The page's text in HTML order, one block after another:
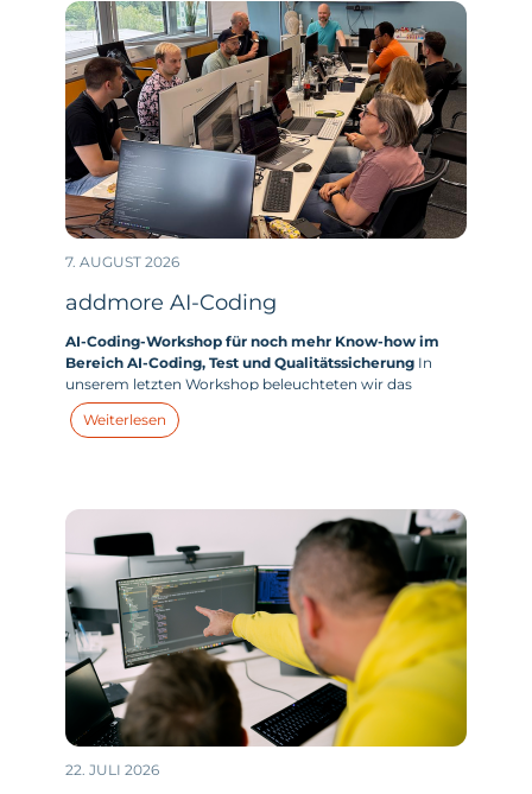
7. AUGUST 2026
addmore AI-Coding
AI-Coding-Workshop für noch mehr Know-how im
Bereich AI-Coding, Test und QualitätssicherungIn
unserem letzten Workshop beleuchteten wir das
zentrale Thema „AI-Coding“. Wie sehen unsere aktuellen
Use Cases im Bereich AI-Coding aus? Und wie können
Weiterlesen
22. JULI 2026